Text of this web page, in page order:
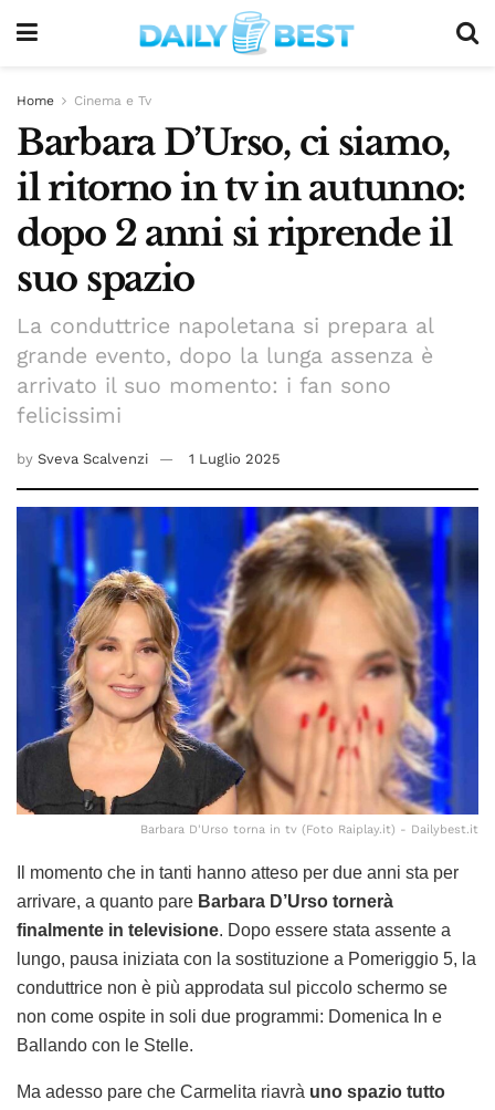
Home Cinema e Tv
Barbara D’Urso, ci siamo,
il ritorno in tv in autunno:
dopo 2 anni si riprende il
suo spazio
La conduttrice napoletana si prepara al
grande evento, dopo la lunga assenza è
arrivato il suo momento: i fan sono
felicissimi
by Sveva Scalvenzi 1 Luglio 2025
Barbara D'Urso torna in tv (Foto Raiplay.it) - Dailybest.it
Il momento che in tanti hanno atteso per due anni sta per
arrivare, a quanto pare Barbara D’Urso tornerà
finalmente in televisione. Dopo essere stata assente a
lungo, pausa iniziata con la sostituzione a Pomeriggio 5, la
conduttrice non è più approdata sul piccolo schermo se
non come ospite in soli due programmi: Domenica In e
Ballando con le Stelle.
Ma adesso pare che Carmelita riavrà uno spazio tutto